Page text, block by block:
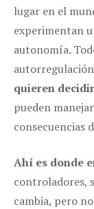
lugar en el
experimentan
autonomía.
quieren
pueden
consecuencias
Ahí es donde
controladores,
cambia, pero